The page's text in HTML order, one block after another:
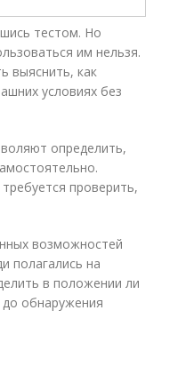
тестом. Но
им нельзя.
выяснить, как
условиях без
определить,
проверить,
возможностей
полагались на
в положении ли
обнаружения